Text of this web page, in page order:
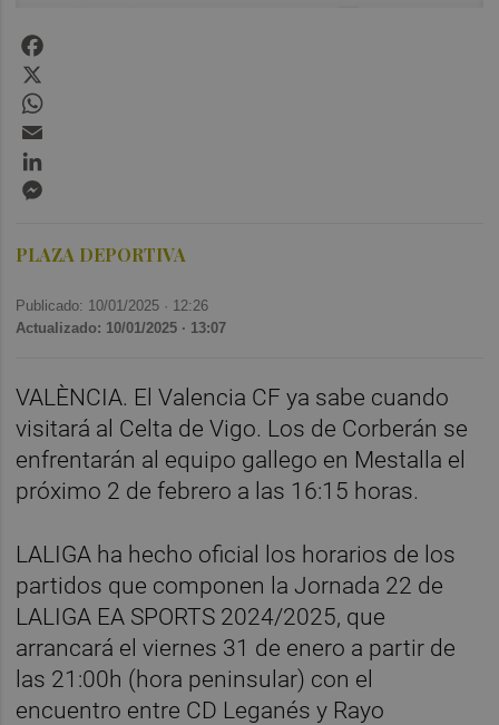
PLAZA DEPORTIVA
Publicado: 10/01/2025 · 12:26
Actualizado: 10/01/2025 · 13:07
VALÈNCIA. El Valencia CF ya sabe cuando
visitará al Celta de Vigo. Los de Corberán se
enfrentarán al equipo gallego en Mestalla el
próximo 2 de febrero a las 16:15 horas.
LALIGA ha hecho oficial los horarios de los
partidos que componen la Jornada 22 de
LALIGA EA SPORTS 2024/2025, que
arrancará el viernes 31 de enero a partir de
las 21:00h (hora peninsular) con el
encuentro entre CD Leganés y Rayo